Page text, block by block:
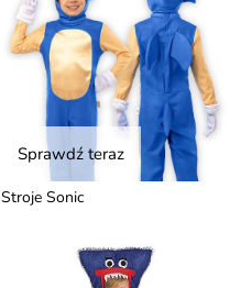
Sprawdź teraz
Stroje Sonic